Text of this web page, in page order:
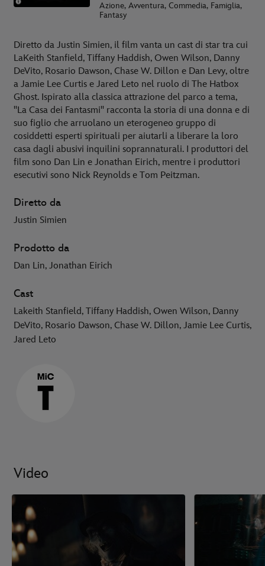
Azione, Avventura, Commedia, Famiglia,
Fantasy
Diretto da Justin Simien, il film vanta un cast di star tra cui
LaKeith Stanfield, Tiffany Haddish, Owen Wilson, Danny
DeVito, Rosario Dawson, Chase W. Dillon e Dan Levy, oltre
a Jamie Lee Curtis e Jared Leto nel ruolo di The Hatbox
Ghost. Ispirato alla classica attrazione del parco a tema,
"La Casa dei Fantasmi" racconta la storia di una donna e di
suo figlio che arruolano un eterogeneo gruppo di
cosiddetti esperti spirituali per aiutarli a liberare la loro
casa dagli abusivi inquilini soprannaturali. I produttori del
film sono Dan Lin e Jonathan Eirich, mentre i produttori
esecutivi sono Nick Reynolds e Tom Peitzman.
Diretto da
Justin Simien
Prodotto da
Dan Lin, Jonathan Eirich
Cast
Lakeith Stanfield, Tiffany Haddish, Owen Wilson, Danny
DeVito, Rosario Dawson, Chase W. Dillon, Jamie Lee Curtis,
Jared Leto
Video